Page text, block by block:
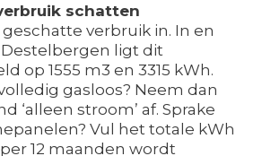
schatten
verbruik in. In en
ligt dit
op 1555 m3 en 3315 kWh.
gasloos? Neem dan
‘alleen stroom’ af. Sprake
Vul het totale kWh
12 maanden wordt